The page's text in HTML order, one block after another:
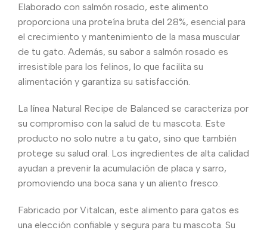
Elaborado con salmón rosado, este alimento
proporciona una proteína bruta del 28%, esencial para
el crecimiento y mantenimiento de la masa muscular
de tu gato. Además, su sabor a salmón rosado es
irresistible para los felinos, lo que facilita su
alimentación y garantiza su satisfacción.
La línea Natural Recipe de Balanced se caracteriza por
su compromiso con la salud de tu mascota. Este
producto no solo nutre a tu gato, sino que también
protege su salud oral. Los ingredientes de alta calidad
ayudan a prevenir la acumulación de placa y sarro,
promoviendo una boca sana y un aliento fresco.
Fabricado por Vitalcan, este alimento para gatos es
una elección confiable y segura para tu mascota. Su